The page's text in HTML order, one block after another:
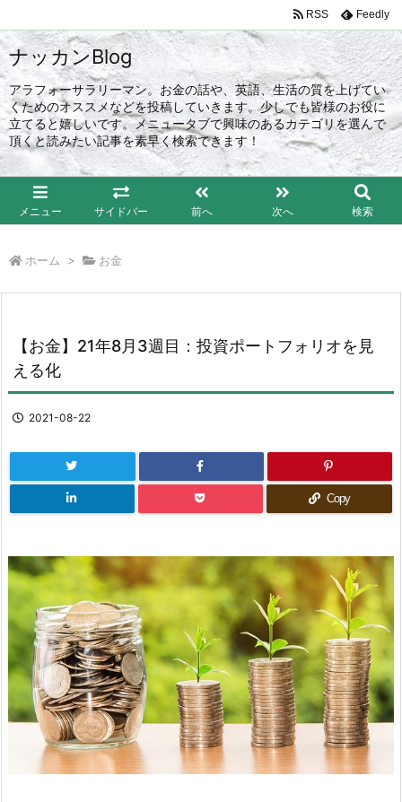
ナッカンBlog
アラフォーサラリーマン。お金の話や、英語、生活の質を上げてい
くためのオススメなどを投稿していきます。少しでも皆様のお役に
立てると嬉しいです。メニュータブで興味のあるカテゴリを選んで
頂くと読みたい記事を素早く検索できます！
メニュー サイドバー 前へ 次へ 検索
RSS Feedly
ホーム > お金
【お金】21年8月3週目：投資ポートフォリオを見
える化
2021-08-22
Copy